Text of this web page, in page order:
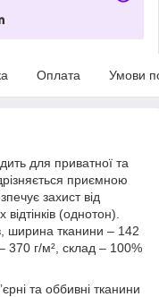
Оплата Умови
для приватної та
приємною
захист від
(однотон).
ширина тканини – 142
370 г/м², склад – 100%
та оббивні тканини